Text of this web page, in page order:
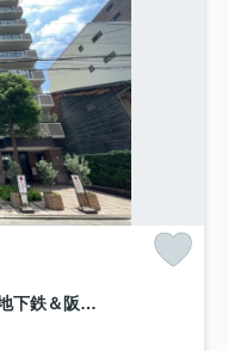
◆１０階建て８階部分南西角住戸◆地下鉄＆阪急＆京阪の３沿線利用可能◆ディオ・フェルティ京都烏丸東